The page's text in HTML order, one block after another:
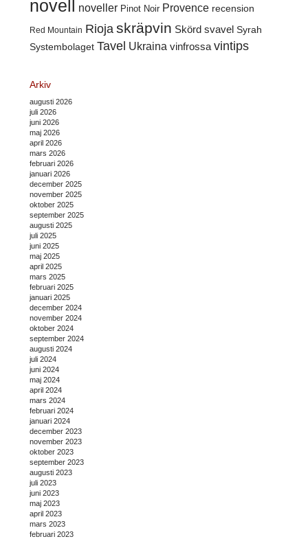
novell noveller Pinot Noir Provence recension
Red Mountain Rioja skräpvin Skörd svavel Syrah
Systembolaget Tavel Ukraina vinfrossa vintips
Arkiv
augusti 2026
juli 2026
juni 2026
maj 2026
april 2026
mars 2026
februari 2026
januari 2026
december 2025
november 2025
oktober 2025
september 2025
augusti 2025
juli 2025
juni 2025
maj 2025
april 2025
mars 2025
februari 2025
januari 2025
december 2024
november 2024
oktober 2024
september 2024
augusti 2024
juli 2024
juni 2024
maj 2024
april 2024
mars 2024
februari 2024
januari 2024
december 2023
november 2023
oktober 2023
september 2023
augusti 2023
juli 2023
juni 2023
maj 2023
april 2023
mars 2023
februari 2023